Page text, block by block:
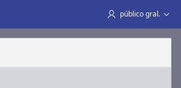
público gral.